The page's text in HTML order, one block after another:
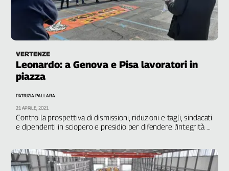
VERTENZE
Leonardo: a Genova e Pisa lavoratori in
piazza
Contro la prospettiva di dismissioni, riduzioni e tagli, sindacati
e dipendenti in sciopero e presidio per difendere l’integrità di
PATRIZIA PALLARA
21 APRILE, 2021